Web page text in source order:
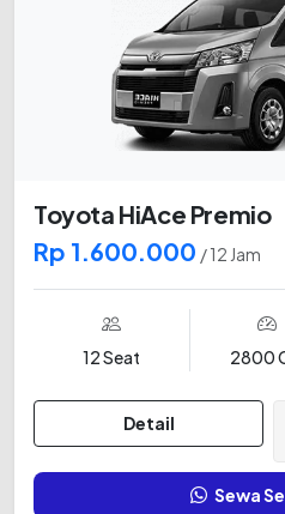
Toyota HiAce Premio
Rp 1.600.000 / 12 Jam
12 Seat 2800
Detail
Sewa